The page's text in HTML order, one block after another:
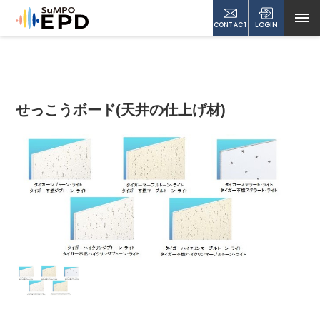
CONTACT LOGIN
せっこうボード(天井の仕上げ材)